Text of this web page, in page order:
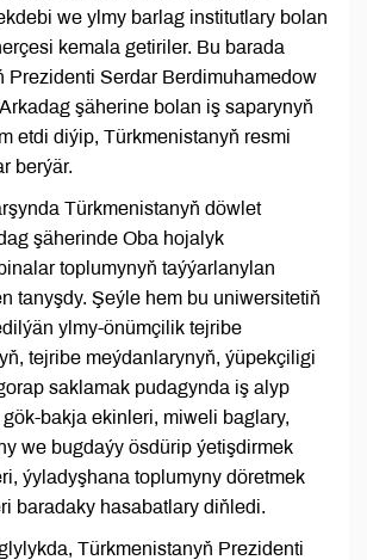
we ylmy barlag institutlary bolan
kemala getiriler. Bu barada
Prezidenti Serdar Berdimuhamedow
şäherine bolan iş saparynyň
etdi diýip, Türkmenistanyň resmi
berýär.
Türkmenistanyň döwlet
şäherinde Oba hojalyk
toplumynyň taýýarlanylan
tanyşdy. Şeýle hem bu uniwersitetiň
ylmy-önümçilik tejribe
tejribe meýdanlarynyň, ýüpekçiligi
saklamak pudagynda iş alyp
bakja ekinleri, miweli baglary,
we bugdaýy ösdürip ýetişdirmek
ýyladyşhana toplumyny döretmek
baradaky hasabatlary diňledi.
Türkmenistanyň Prezidenti